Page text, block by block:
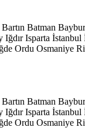
Bartın Batman
Iğdır Isparta İstanbul
Ordu Osmaniye
Bartın Batman
Iğdır Isparta İstanbul
Ordu Osmaniye